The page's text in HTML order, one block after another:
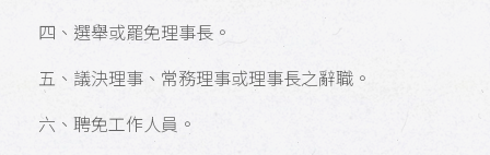
四、選舉或罷免理事長。
五、議決理事、常務理事或理事長之辭職。
六、聘免工作人員。